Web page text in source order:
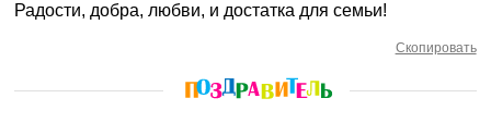
Радости, добра, любви, и достатка для семьи!
Скопировать